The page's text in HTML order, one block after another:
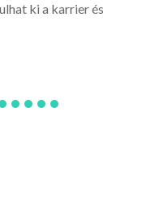
ki a karrier és